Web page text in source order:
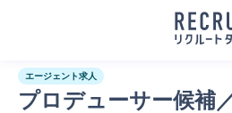
エージェント求人
プロデューサー候補